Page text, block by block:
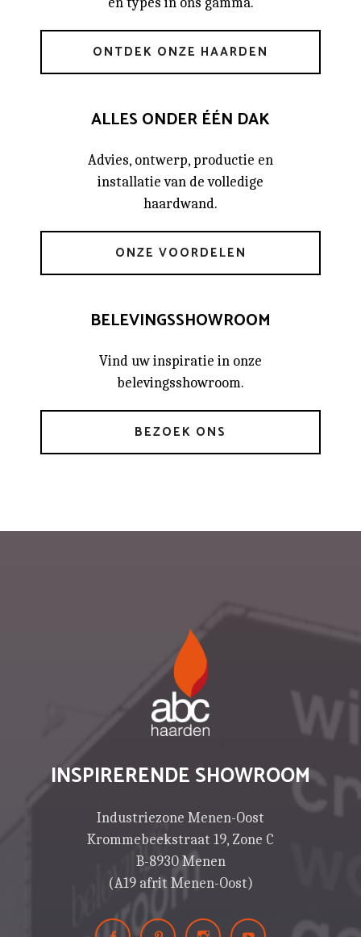
ONTDEK ONZE HAARDEN
ALLES ONDER ÉÉN DAK
Advies, ontwerp, productie en
installatie van de volledige
haardwand.
ONZE VOORDELEN
BELEVINGSSHOWROOM
Vind uw inspiratie in onze
belevingsshowroom.
BEZOEK ONS
INSPIRERENDE SHOWROOM
Industriezone Menen-Oost
Krommebeekstraat 19, Zone C
B-8930 Menen
(A19 afrit Menen-Oost)